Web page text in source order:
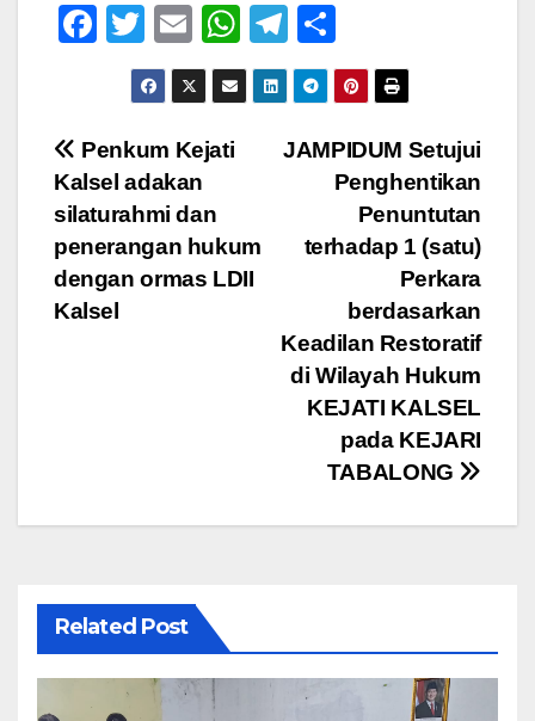
F
e
b
o
o
k
T
wi
tt
er
E
m
ail
W
h
at
p
T
el
e
gr
h
ar
e
Navigasi
pos
JAMPIDUM Setujui
Penghentikan
Penuntutan
terhadap 1 (satu)
Perkara
berdasarkan
Keadilan Restoratif
di Wilayah Hukum
KEJATI KALSEL
pada KEJARI
TABALONG
Penkum Kejati
Kalsel adakan
silaturahmi dan
penerangan hukum
dengan ormas LDII
Kalsel
Related Post